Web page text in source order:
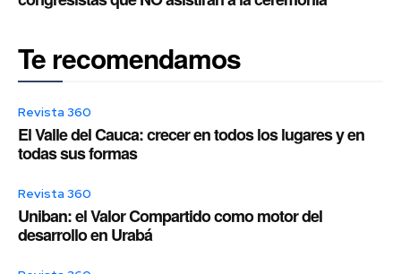
Te recomendamos
Revista 360
El Valle del Cauca: crecer en todos los lugares y en
todas sus formas
Revista 360
Uniban: el Valor Compartido como motor del
desarrollo en Urabá